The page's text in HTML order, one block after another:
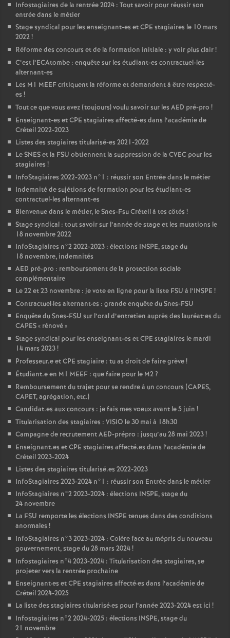
Infostagiaires de la rentrée 2024 : Tout savoir pour réussir son
entrée dans le métier
Stage syndical pour les enseignant-es etCPE stagiaires le 10 mars
2022!
Réforme des concours et de la formation initiale : y voir plus clair!
C’est l’ECAtombe : enquête sur les étudiant-es contractuel-les
alternant-es
Les M1 MEEFcritiquent la réforme et demandent à être respecté-
es !
Tout ce que vous avez (toujours) voulu savoir sur les AED pré-pro !
Enseignant-es etCPE stagiaires affecté-es dans l’académie de
Créteil 2022-2023
Listes des stagiaires titularisé-es 2021-2022
LeSNESet la FSU obtiennent la suppression de la CVEC pour les
stagiaires !
InfoStagiaires 2022-2023 n°1 : réussir son Entrée dans le métier
Indemnité de sujétions de formation pour les étudiant-es
contractuel-les alternant-es
Bienvenue dans le métier, le Snes-Fsu Créteil à tes côtés !
Stage syndical : tout savoir sur l’année de stage et les mutations le
18 novembre 2022
InfoStagiaires n°2 2022-2023 : élections INSPE, stage du
18 novembre, indemnités
AED pré-pro : remboursement de la protection sociale
complémentaire
Le 22 et 23 novembre : je vote en ligne pour la liste FSU à l’INSPE !
Contractuel·les alternant·es : grande enquête du Snes-FSU
Enquête du Snes-FSU sur l’oral d’entretien auprès des lauréat•es du
CAPES« rénové»
Stage syndical pour les enseignant-es etCPE stagiaires le mardi
14 mars 2023!
Professeur.e etCPE stagiaire : tu as droit de faire grève!
Étudiant.e en M1 MEEF : que faire pour le M2?
Remboursement du trajet pour se rendre à un concours (CAPES,
CAPET, agrégation, etc.)
Candidat.es aux concours : je fais mes voeux avant le 5 juin !
Titularisation des stagiaires : VISIO le 30 mai à 18h30
Campagne de recrutementAED-prépro : jusqu’au 28 mai 2023!
Enseignant.es etCPE stagiaires affecté.es dans l’académie de
Créteil 2023-2024
Listes des stagiaires titularisé.es 2022-2023
InfoStagiaires 2023-2024 n°1 : réussir son Entrée dans le métier
InfoStagiaires n°2 2023-2024 : élections INSPE, stage du
24 novembre
La FSU remporte les élections INSPE tenues dans des conditions
anormales !
InfoStagiaires n°3 2023-2024 : Colère face au mépris du nouveau
gouvernement, stage du 28 mars 2024!
Infostagiaires n°4 2023-2024 : Titularisation des stagiaires, se
projeter vers la rentrée prochaine
Enseignant·es etCPE stagiaires affecté·es dans l’académie de
Créteil 2024-2025
La liste des stagiaires titularisé·es pour l’année 2023-2024 est ici !
Infostagiaires n°2 2024-2025 : élections INSPE, stage du
21 novembre